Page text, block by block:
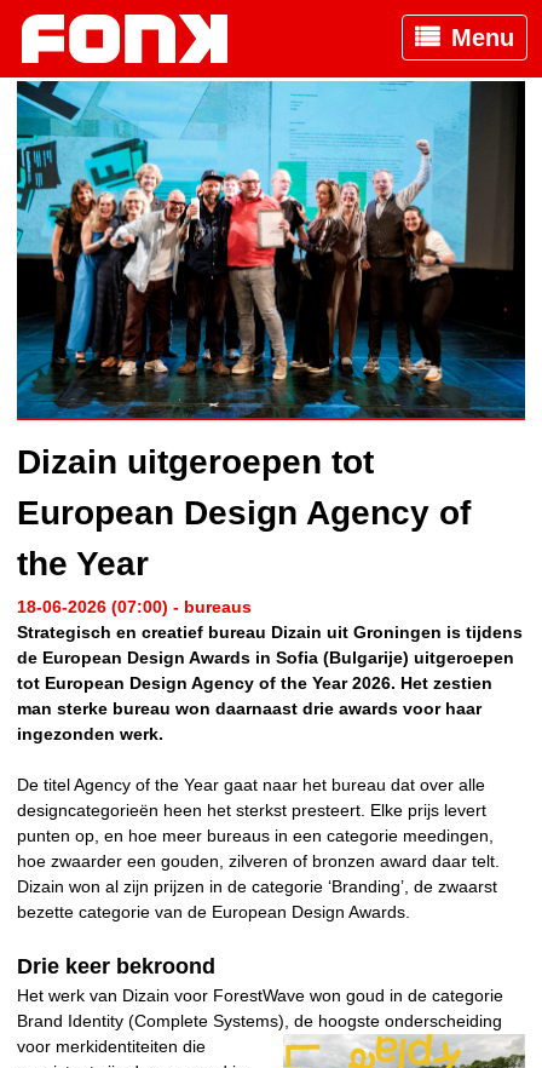
Menu
Dizain uitgeroepen tot
European Design Agency of
the Year
18-06-2026 (07:00) - bureaus
Strategisch en creatief bureau Dizain uit Groningen is tijdens
de European Design Awards in Sofia (Bulgarije) uitgeroepen
tot European Design Agency of the Year 2026. Het zestien
man sterke bureau won daarnaast drie awards voor haar
ingezonden werk.
De titel Agency of the Year gaat naar het bureau dat over alle
designcategorieën heen het sterkst presteert. Elke prijs levert
punten op, en hoe meer bureaus in een categorie meedingen,
hoe zwaarder een gouden, zilveren of bronzen award daar telt.
Dizain won al zijn prijzen in de categorie ‘Branding’, de zwaarst
bezette categorie van de European Design Awards.
Drie keer bekroond
Het werk van Dizain voor ForestWave won goud in de categorie
Brand Identity (Complete Systems), de hoogste onderscheiding
voor merkidentiteiten die